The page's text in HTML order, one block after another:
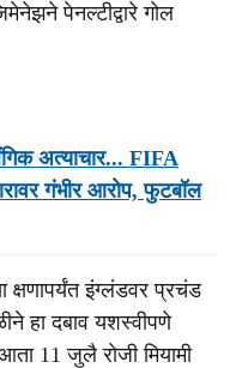
पेनल्टीद्वारे गोल
अत्याचार... FIFA
गंभीर आरोप, फुटबॉल
इंग्लंडवर प्रचंड
हा दबाव यशस्वीपणे
11 जुलै रोजी मियामी